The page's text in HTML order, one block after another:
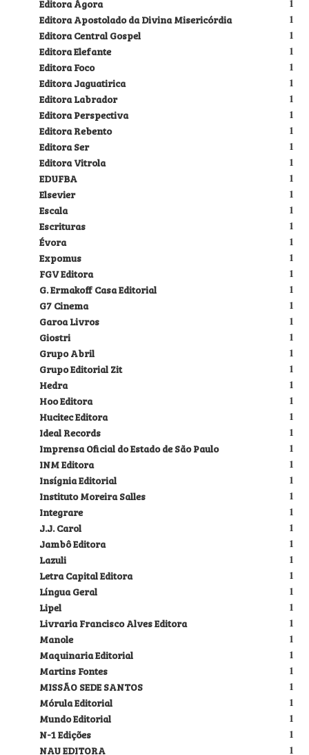
1
Editora Ágora
1
Editora Apostolado da Divina Misericórdia
1
Editora Central Gospel
1
Editora Elefante
1
Editora Foco
1
Editora Jaguatirica
1
Editora Labrador
1
Editora Perspectiva
1
Editora Rebento
1
Editora Ser
1
Editora Vitrola
1
EDUFBA
1
Elsevier
1
Escala
1
Escrituras
1
Évora
1
Expomus
1
FGV Editora
1
G. Ermakoff Casa Editorial
1
G7 Cinema
1
Garoa Livros
1
Giostri
1
Grupo Abril
1
Grupo Editorial Zit
1
Hedra
1
Hoo Editora
1
Hucitec Editora
1
Ideal Records
1
Imprensa Oficial do Estado de São Paulo
1
INM Editora
1
Insígnia Editorial
1
Instituto Moreira Salles
1
Integrare
1
J.J. Carol
1
Jambô Editora
1
Lazuli
1
Letra Capital Editora
1
Língua Geral
1
Lipel
1
Livraria Francisco Alves Editora
1
Manole
1
Maquinaria Editorial
1
Martins Fontes
1
MISSÃO SEDE SANTOS
1
Mórula Editorial
1
Mundo Editorial
1
N-1 Edições
1
NAU EDITORA